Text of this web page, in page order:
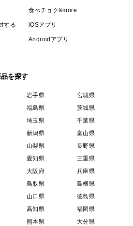
する
食べチョク&more
iOSアプリ
Androidアプリ
を探す
岩手県
宮城県
福島県
茨城県
埼玉県
千葉県
新潟県
富山県
山梨県
長野県
愛知県
三重県
大阪府
兵庫県
鳥取県
島根県
山口県
徳島県
高知県
福岡県
熊本県 大分県